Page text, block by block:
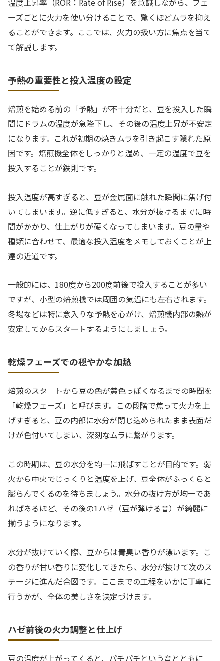
温度上昇率（ROR：Rate of Rise）を意識しながら、フェ
ーズごとに火力を使い分けることで、驚くほどムラを抑え
ることができます。ここでは、火力の扱い方に焦点を当て
て解説します。
予熱の重要性と投入温度の設定
焙煎を始める前の「予熱」が不十分だと、豆を投入した瞬
間にドラムの温度が急降下し、その後の温度上昇が不安定
になります。これが初期の焼きムラを引き起こす隠れた原
因です。焙煎機全体をしっかりと温め、一定の温度で豆を
投入することが鉄則です。
投入温度が高すぎると、豆が金属面に触れた瞬間に焦げ付
いてしまいます。逆に低すぎると、水分が抜けるまでに時
間がかかり、仕上がりが硬くなってしまいます。豆の量や
種類に合わせて、最適な投入温度をメモしておくことが上
達の近道です。
一般的には、180度から200度前後で投入することが多い
ですが、小型の焙煎機では周囲の気温にも左右されます。
冬場などは特に念入りな予熱を心がけ、焙煎機内部の熱が
安定してからスタートするようにしましょう。
乾燥フェーズでの穏やかな加熱
焙煎のスタートから豆の色が黄色っぽくなるまでの時間を
「乾燥フェーズ」と呼びます。この段階で焦って火力を上
げすぎると、豆の内部に水分が閉じ込められたまま表面だ
けが色付いてしまい、深刻なムラに繋がります。
この時期は、豆の水分を均一に飛ばすことが目的です。弱
火から中火でじっくりと温度を上げ、豆全体がふっくらと
膨らんでくるのを待ちましょう。水分の抜け方が均一であ
ればあるほど、その後の1ハゼ（豆が弾ける音）が綺麗に
揃うようになります。
水分が抜けていく際、豆からは青臭い香りが漂います。こ
の香りが甘い香りに変化してきたら、水分が抜けて次のス
テージに進んだ合図です。ここまでの工程をいかに丁寧に
行うかが、全体の美しさを決定づけます。
ハゼ前後の火力調整と仕上げ
豆の温度が上がってくると、パチパチという音とともに